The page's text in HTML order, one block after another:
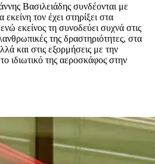
Βασιλειάδης συνδέονται με
τον έχει στηρίξει στα
εκείνος τη συνοδεύει συχνά στις
της δραστηριότητες, στα
και στις εξορμήσεις με την
ιδιωτικό της αεροσκάφος στην